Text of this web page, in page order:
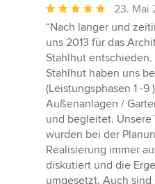
Durchschnittliche
Bewertung:
5
von
5
Sternen
23. Mai
“Nach langer und
uns 2013 für das
Stahlhut
Stahlhut haben uns
(Leistungsphasen 1 -9
Außenanlagen /
und begleitet.
wurden bei der
Realisierung immer
diskutiert und die
umgesetzt. Auch